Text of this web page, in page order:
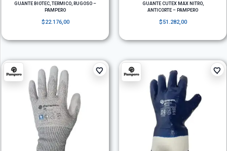
GUANTE BIOTEC, TERMICO, RUGOSO –
PAMPERO
$22.176,00
GUANTE CUTEX MAX NITRO,
ANTICORTE – PAMPERO
$51.282,00